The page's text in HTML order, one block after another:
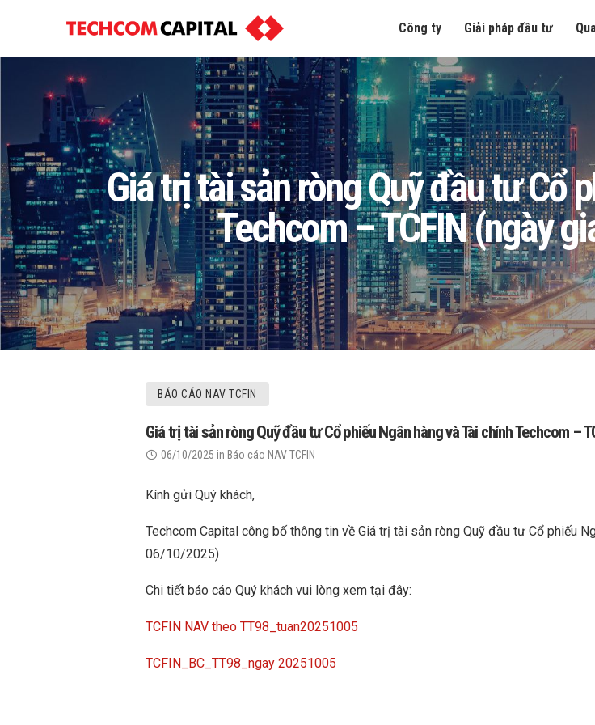
Công ty Giải pháp đầu tư
Giá trị tài sản ròng Quỹ đầu tư Cổ
Techcom – TCFIN (ngày
BÁO CÁO NAV TCFIN
Giá trị tài sản ròng Quỹ đầu tư Cổ phiếu Ngân hàng và Tài chính Techcom –
06/10/2025 in Báo cáo NAV TCFIN
Kính gửi Quý khách,
Techcom Capital công bố thông tin về Giá trị tài sản ròng Quỹ đầu tư Cổ phiếu
06/10/2025)
Chi tiết báo cáo Quý khách vui lòng xem tại đây:
TCFIN NAV theo TT98_tuan20251005
TCFIN_BC_TT98_ngay 20251005